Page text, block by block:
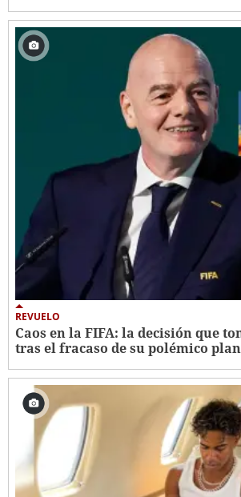
REVUELO
Caos en la FIFA: la decisión que
tras el fracaso de su polémico